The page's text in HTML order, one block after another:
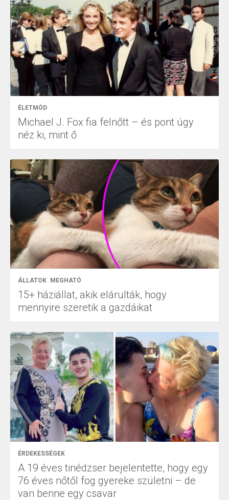
ÉLETMÓD
Michael J. Fox fia felnőtt – és pont úgy
néz ki, mint ő
ÁLLATOK MEGHATÓ
15+ háziállat, akik elárulták, hogy
mennyire szeretik a gazdáikat
ÉRDEKESSÉGEK
A 19 éves tinédzser bejelentette, hogy egy
76 éves nőtől fog gyereke születni – de
van benne egy csavar